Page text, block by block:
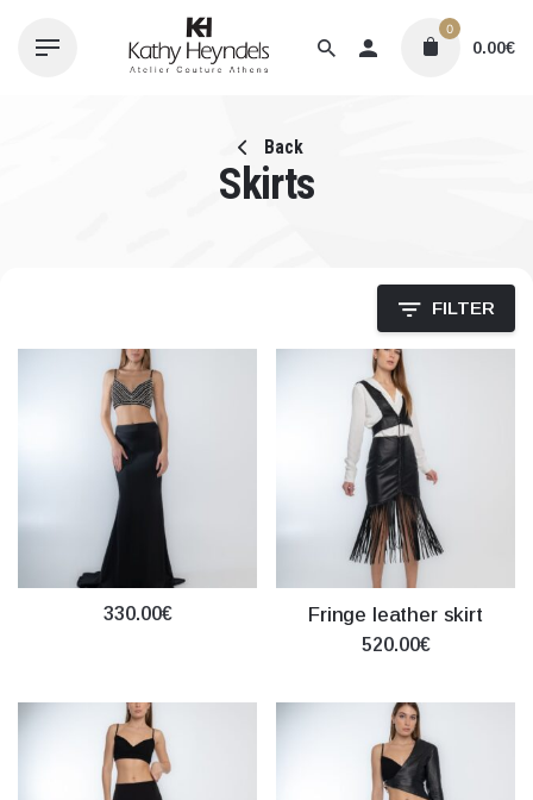
0.00€
0
Back
Skirts
FILTER
330.00€ Fringe leather skirt
520.00€